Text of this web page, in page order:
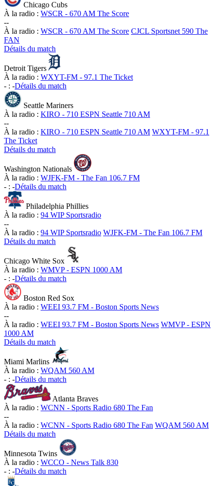
Chicago Cubs
À la radio : WSCR - 670 AM The Score
--
À la radio : WSCR - 670 AM The Score CJCL Sportsnet 590 The
FAN
Détails du match
Detroit Tigers
À la radio : WXYT-FM - 97.1 The Ticket
- : -Détails du match
Seattle Mariners
À la radio : KIRO - 710 ESPN Seattle 710 AM
--
À la radio : KIRO - 710 ESPN Seattle 710 AM WXYT-FM - 97.1
The Ticket
Détails du match
Washington Nationals
À la radio : WJFK-FM - The Fan 106.7 FM
- : -Détails du match
Philadelphia Phillies
À la radio : 94 WIP Sportsradio
--
À la radio : 94 WIP Sportsradio WJFK-FM - The Fan 106.7 FM
Détails du match
Chicago White Sox
À la radio : WMVP - ESPN 1000 AM
- : -Détails du match
Boston Red Sox
À la radio : WEEI 93.7 FM - Boston Sports News
--
À la radio : WEEI 93.7 FM - Boston Sports News WMVP - ESPN
1000 AM
Détails du match
Miami Marlins
À la radio : WQAM 560 AM
- : -Détails du match
Atlanta Braves
À la radio : WCNN - Sports Radio 680 The Fan
--
À la radio : WCNN - Sports Radio 680 The Fan WQAM 560 AM
Détails du match
Minnesota Twins
À la radio : WCCO - News Talk 830
- : -Détails du match